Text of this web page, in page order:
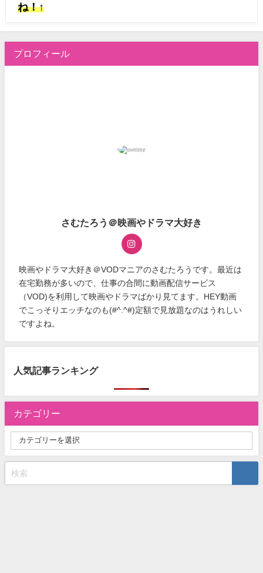
ね！↑
プロフィール
さむたろう＠映画やドラマ大好き
映画やドラマ大好き＠VODマニアのさむたろうです。最近は
在宅勤務が多いので、仕事の合間に動画配信サービス
（VOD)を利用して映画やドラマばかり見てます。HEY動画
でこっそりエッチなのも(#^.^#)定額で見放題なのはうれしい
ですよね。
人気記事ランキング
カテゴリー